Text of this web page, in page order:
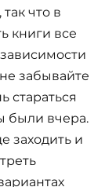
что в
книги все
забывайте
стараться
были вчера.
заходить и